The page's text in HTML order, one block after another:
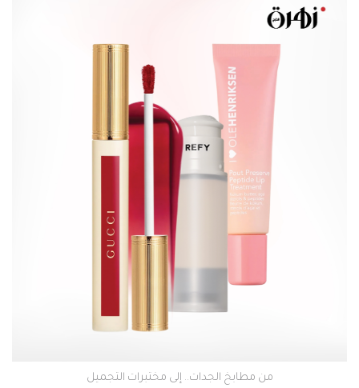
من مطابخ الجدات.. إلى مختبرات التجميل